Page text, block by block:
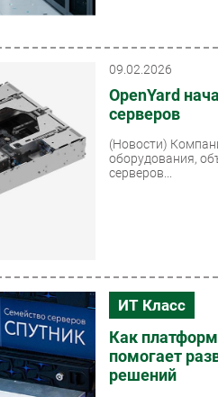
09.02.2026
OpenYard
серверов
(Новости)
оборудования,
серверов...
ИТ Класс
Как
помогает
решений